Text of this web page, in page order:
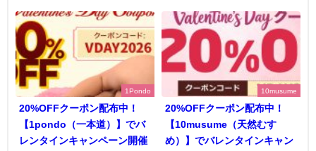
1Pondo
20%OFFクーポン配布中！
【1pondo（一本道）】でバ
レンタインキャンペーン開催
10musume
20%OFFクーポン配布中！
【10musume（天然むす
め）】でバレンタインキャン